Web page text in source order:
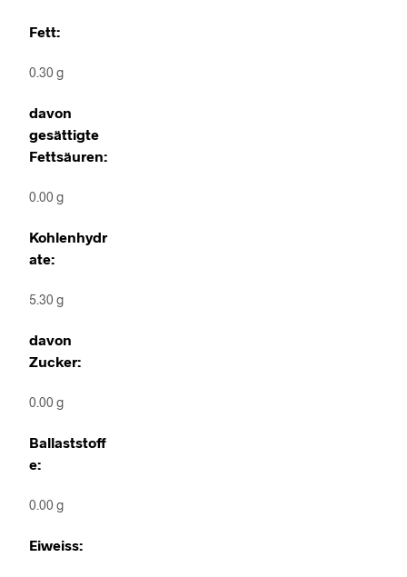
Fett:
0.30 g
davon
gesättigte
Fettsäuren:
0.00 g
Kohlenhydr
ate:
5.30 g
davon
Zucker:
0.00 g
Ballaststoff
e:
0.00 g
Eiweiss: